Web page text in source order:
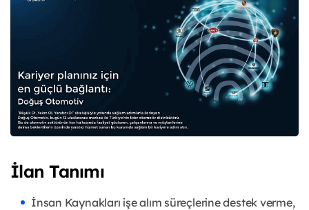
İlan Tanımı
İnsan Kaynakları işe alım süreçlerine destek verme,